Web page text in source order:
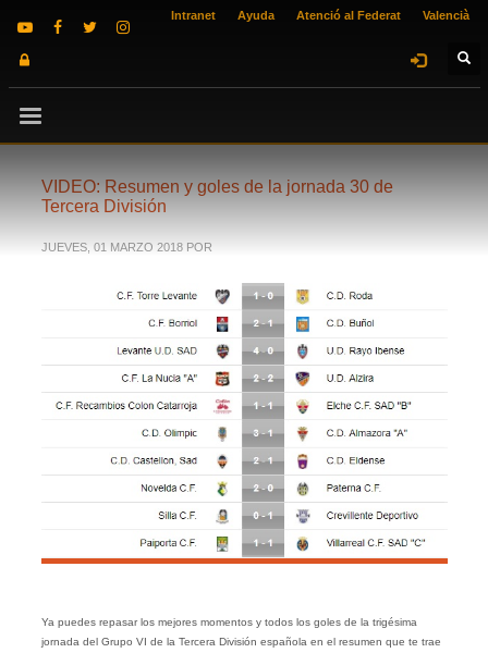
Intranet Ayuda Atenció al Federat Valencià
VIDEO: Resumen y goles de la jornada 30 de
Tercera División
JUEVES, 01 MARZO 2018 POR
Ya puedes repasar los mejores momentos y todos los goles de la trigésima
jornada del Grupo VI de la Tercera División española en el resumen que te trae